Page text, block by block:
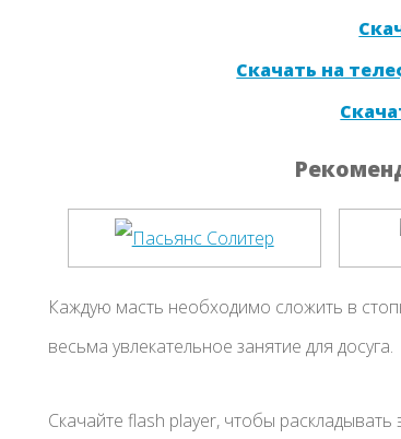
Скачать на
Каждую масть необходимо сложить в
весьма увлекательное занятие для досуга.
Скачайте flash player, чтобы раскладывать